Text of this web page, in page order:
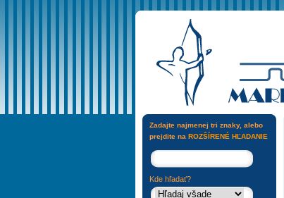
Zadajte najmenej tri znaky, alebo
prejdite na ROZŠÍRENÉ HĽADANIE
Kde hľadať?